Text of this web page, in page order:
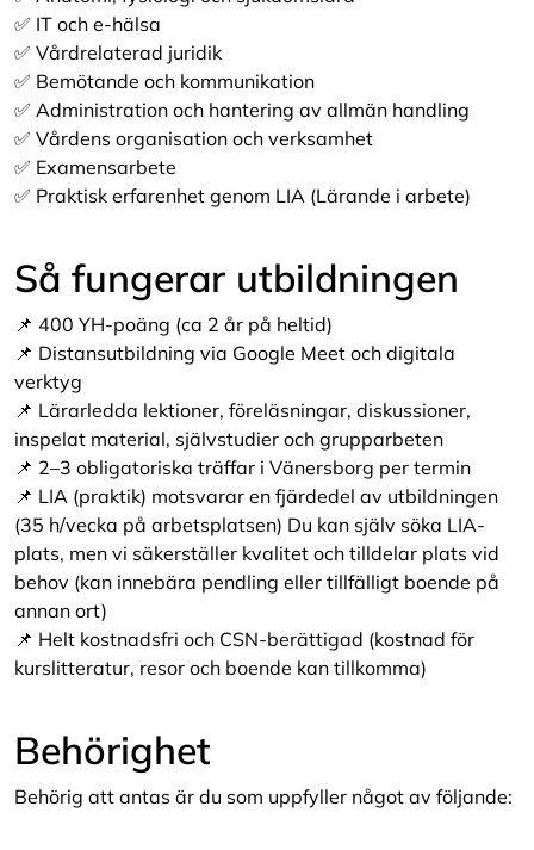
✅ IT och e-hälsa
✅ Vårdrelaterad juridik
✅ Bemötande och kommunikation
✅ Administration och hantering av allmän handling
✅ Vårdens organisation och verksamhet
✅ Examensarbete
✅ Praktisk erfarenhet genom LIA (Lärande i arbete)
Så fungerar utbildningen
📌 400 YH-poäng (ca 2 år på heltid)
📌 Distansutbildning via Google Meet och digitala
verktyg
📌 Lärarledda lektioner, föreläsningar, diskussioner,
inspelat material, självstudier och grupparbeten
📌 2–3 obligatoriska träffar i Vänersborg per termin
📌 LIA (praktik) motsvarar en fjärdedel av utbildningen
(35 h/vecka på arbetsplatsen) Du kan själv söka LIA-
plats, men vi säkerställer kvalitet och tilldelar plats vid
behov (kan innebära pendling eller tillfälligt boende på
annan ort)
📌 Helt kostnadsfri och CSN-berättigad (kostnad för
kurslitteratur, resor och boende kan tillkomma)
Behörighet
Behörig att antas är du som uppfyller något av följande: